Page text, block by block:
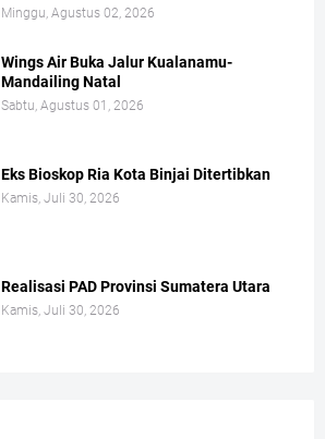
Minggu, Agustus 02, 2026
Wings Air Buka Jalur Kualanamu-
Mandailing Natal
Sabtu, Agustus 01, 2026
Eks Bioskop Ria Kota Binjai Ditertibkan
Kamis, Juli 30, 2026
Realisasi PAD Provinsi Sumatera Utara
Kamis, Juli 30, 2026